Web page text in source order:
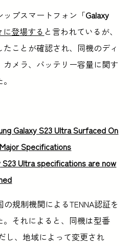
ップスマートフォン「Galaxy
に登場する と言われているが、
たことが確認され、同機のディ
メラ、バッテリー容量に関す
Galaxy S23 Ultra Surfaced On
Specifications
S23 Ultra specifications are now
の規制機関によるTENNA認証を
それによると、同機は型番
し、地域によって変更され